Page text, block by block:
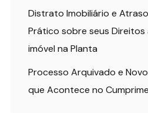
Distrato Imobiliário e
Prático sobre seus Direitos
imóvel na Planta
Processo Arquivado e
que Acontece no